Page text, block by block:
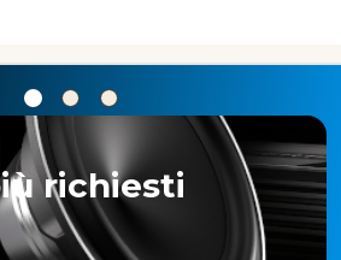
richiesti